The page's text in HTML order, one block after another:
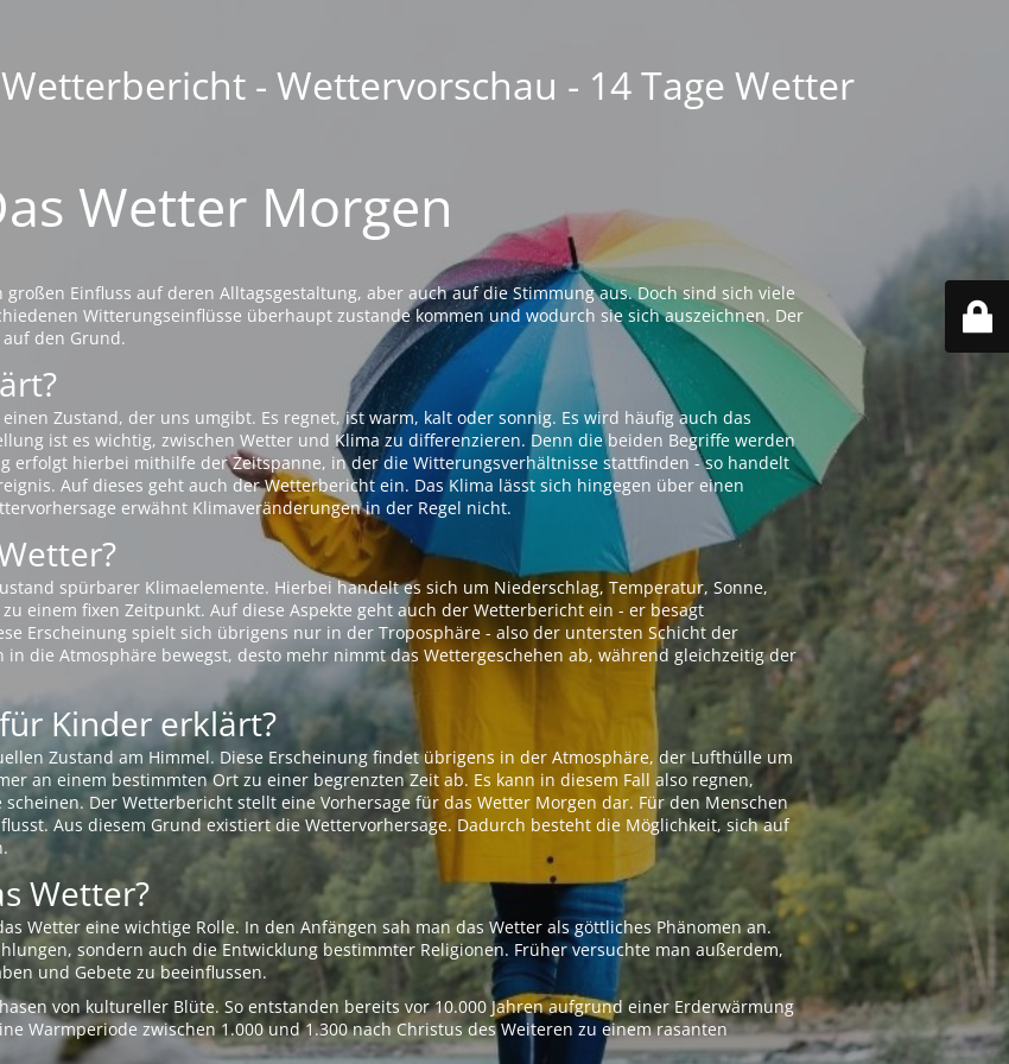
- Wettervorschau - 14 Tage Wetter
Wetter Morgen
Einfluss auf deren Alltagsgestaltung, aber auch auf die Stimmung aus. Doch sind sich viele
Witterungseinflüsse überhaupt zustande kommen und wodurch sie sich auszeichnen. Der
den Grund.
Zustand, der uns umgibt. Es regnet, ist warm, kalt oder sonnig. Es wird häufig auch das
ist es wichtig, zwischen Wetter und Klima zu differenzieren. Denn die beiden Begriffe werden
erfolgt hierbei mithilfe der Zeitspanne, in der die Witterungsverhältnisse stattfinden - so handelt
Auf dieses geht auch der Wetterbericht ein. Das Klima lässt sich hingegen über einen
erwähnt Klimaveränderungen in der Regel nicht.
spürbarer Klimaelemente. Hierbei handelt es sich um Niederschlag, Temperatur, Sonne,
einem fixen Zeitpunkt. Auf diese Aspekte geht auch der Wetterbericht ein - er besagt
Erscheinung spielt sich übrigens nur in der Troposphäre - also der untersten Schicht der
in die Atmosphäre bewegst, desto mehr nimmt das Wettergeschehen ab, während gleichzeitig der
Kinder erklärt?
Zustand am Himmel. Diese Erscheinung findet übrigens in der Atmosphäre, der Lufthülle um
an einem bestimmten Ort zu einer begrenzten Zeit ab. Es kann in diesem Fall also regnen,
Der Wetterbericht stellt eine Vorhersage für das Wetter Morgen dar. Für den Menschen
Aus diesem Grund existiert die Wettervorhersage. Dadurch besteht die Möglichkeit, sich auf
Wetter?
Wetter eine wichtige Rolle. In den Anfängen sah man das Wetter als göttliches Phänomen an.
sondern auch die Entwicklung bestimmter Religionen. Früher versuchte man außerdem,
und Gebete zu beeinflussen.
von kultureller Blüte. So entstanden bereits vor 10.000 Jahren aufgrund einer Erderwärmung
Warmperiode zwischen 1.000 und 1.300 nach Christus des Weiteren zu einem rasanten